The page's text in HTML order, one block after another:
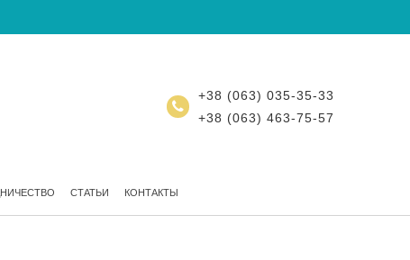
+38 (063) 035-35-33
+38 (063) 463-75-57
СТАТЬИ КОНТАКТЫ